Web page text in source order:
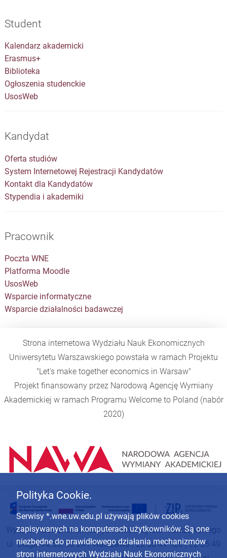
Student
Kalendarz akademicki
Erasmus+
Biblioteka
Ogłoszenia studenckie
UsosWeb
Kandydat
Oferta studiów
System Internetowej Rejestracji Kandydatów
Kontakt dla Kandydatów
Stypendia i akademiki
Pracownik
Poczta WNE
Platforma Moodle
UsosWeb
Wsparcie informatyczne
Wsparcie działalności badawczej
Strona internetowa Wydziału Nauk Ekonomicznych
Uniwersytetu Warszawskiego powstała w ramach Projektu
"Let's make together economics in Warsaw"
Projekt finansowany przez Narodową Agencję Wymiany
Akademickiej w ramach Programu Welcome to Poland (nabór
2020)
Wydział Nauk Ekonomicznych Uniwersytetu Warszawskiego
ul. Długa 44/50, 00-241 Warszawa | 22 55 49 126 | 22 55 49
Polityka Cookie.
Serwisy *.wne.uw.edu.pl używają plików cookies
zapisywanych na komputerach użytkowników. Są one
niezbędne do prawidłowego działania mechanizmów
stron internetowych Wydziału Nauk Ekonomicznych